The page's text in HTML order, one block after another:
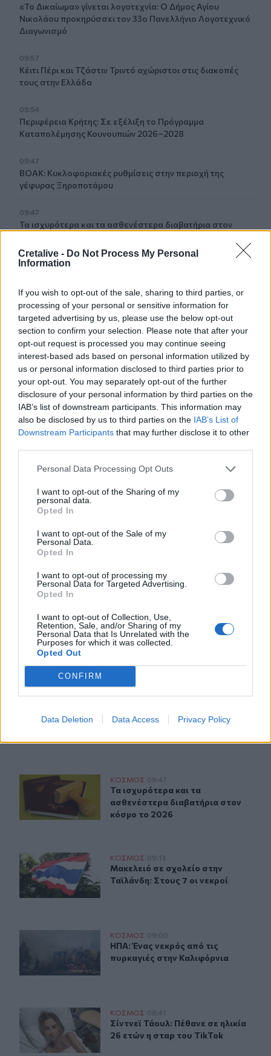
Cretalive - Do Not Process My Personal
Information
If you wish to opt-out of the sale, sharing to third parties, or
processing of your personal or sensitive information for
targeted advertising by us, please use the below opt-out
section to confirm your selection. Please note that after your
opt-out request is processed you may continue seeing
interest-based ads based on personal information utilized by
us or personal information disclosed to third parties prior to
your opt-out. You may separately opt-out of the further
disclosure of your personal information by third parties on the
IAB’s list of downstream participants. This information may
also be disclosed by us to third parties on the IAB’s List of
Downstream Participants that may further disclose it to other
Personal Data Processing Opt Outs
I want to opt-out of the Sharing of my
personal data.
Opted In
I want to opt-out of the Sale of my
Personal Data.
Opted In
I want to opt-out of processing my
Personal Data for Targeted Advertising.
Opted In
I want to opt-out of Collection, Use,
Retention, Sale, and/or Sharing of my
Personal Data that Is Unrelated with the
Purposes for which it was collected.
Opted Out
CONFIRM
Data Deletion Data Access Privacy Policy
«Το Δικαίωμα» γίνεται λογοτεχνία: Ο Δήμος Αγίου
Νικολάου προκηρύσσει τον 33ο Πανελλήνιο Λογοτεχνικό
Διαγωνισμό
09:57
Κέιτι Πέρι και Τζάστιν Τριντό αχώριστοι στις διακοπές
τους στην Ελλάδα
09:54
Περιφέρεια Κρήτης: Σε εξέλιξη το Πρόγραμμα
Καταπολέμησης Κουνουπιών 2026–2028
09:47
ΒΟΑΚ: Κυκλοφοριακές ρυθμίσεις στην περιοχή της
γέφυρας Ξηροποτάμου
09:47
Τα ισχυρότερα και τα ασθενέστερα διαβατήρια στον
09:36
ακάλυπτο πολυκατοικίας
09:35
Διορισμοί εκπαιδευτικών: Δεν καλύπτουν ούτε τις
συνταξιοδοτήσεις- Ελάχιστες οι θέσεις στο Ηράκλειο
09:28
Σέρρες: Δύο νεκροί μετά από μετωπική σύγκρουση ΙΧ με
φορτηγό στην Παλαιοκώμη
09:13
Μακελειό σε σχολείο στην Ταϊλάνδη: Στους 7 οι νεκροί
ΗΠΑ: Ένας νεκρός από τις πυρκαγιές στην Καλιφόρνια
ΣΧΕΤΙΚA AΡΘΡΑ
Ξεπέρασαν τις 4.000 τα κρούσματα Εμπολα στο Κονγκό
ΚΟΣΜΟΣ 10:46
Ξεπέρασαν τις 4.000 τα
Ξεπέρασαν τις 4.000 τα
κρούσματα Εμπολα στο Κονγκό
Η μεγάλη αλλαγή στις
συσκευασίες: Τι αλλάζει στην ΕΕ
Τα ισχυρότερα και τα ασθενέστερα διαβατήρια στον
ΚΟΣΜΟΣ 09:47
Τα ισχυρότερα και τα
Τα ισχυρότερα και τα
ασθενέστερα διαβατήρια στον
κόσμο το 2026
Μακελειό σε σχολείο στην Ταϊλάνδη: Στους 7 οι νεκροί
ΚΟΣΜΟΣ 09:13
Μακελειό σε σχολείο στην
Μακελειό σε σχολείο στην
Ταϊλάνδη: Στους 7 οι νεκροί
ΗΠΑ: Ένας νεκρός από τις πυρκαγιές στην Καλιφόρνια
ΚΟΣΜΟΣ 09:00
ΗΠΑ: Ένας νεκρός από τις
ΗΠΑ: Ένας νεκρός από τις
πυρκαγιές στην Καλιφόρνια
Σίντνεϊ Τάουλ: Πέθανε σε ηλικία 26 ετών η σταρ του
ΚΟΣΜΟΣ 08:41
Σίντνεϊ Τάουλ: Πέθανε σε ηλικία
Σίντνεϊ Τάουλ: Πέθανε σε ηλικία
26 ετών η σταρ του TikTok